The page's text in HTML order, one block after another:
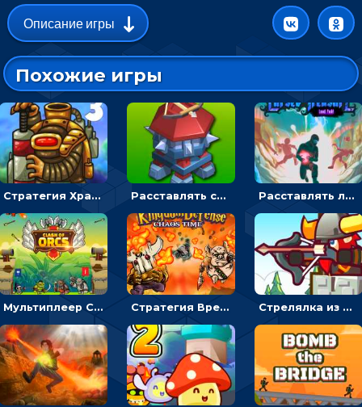
Описание игры
Похожие игры
Стратегия Хранители рощи: расставлять монстров, чтобы охранять камни от врагов Расставлять стрелков и оборонять башню от монстров - стратегия Расставлять ловушки, чтобы охранять камни в темнице - для мальчиков
Мультиплеер Столкновение орков: направлять воинов, чтобы покорять башню противника Стратегия Время Хаоса: расставлять воинов или защищать королевство Стрелялка из лука Часовой страж: целиться и бить стрелами по скелетам